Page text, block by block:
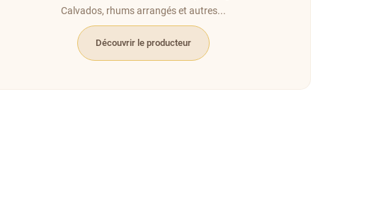
Calvados, rhums arrangés et autres...
Découvrir le producteur